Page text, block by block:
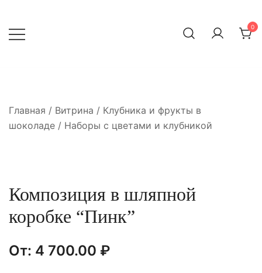
содержимому
0
Главная / Витрина / Клубника и фрукты в
шоколаде / Наборы с цветами и клубникой
Композиция в шляпной
коробке “Пинк”
От: 4 700.00 ₽